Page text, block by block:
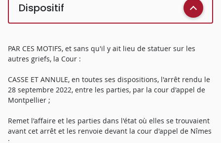
Dispositif
PAR CES MOTIFS, et sans qu'il y ait lieu de statuer sur les
autres griefs, la Cour :
CASSE ET ANNULE, en toutes ses dispositions, l'arrêt rendu le
28 septembre 2022, entre les parties, par la cour d'appel de
Montpellier ;
Remet l'affaire et les parties dans l'état où elles se trouvaient
avant cet arrêt et les renvoie devant la cour d'appel de Nîmes